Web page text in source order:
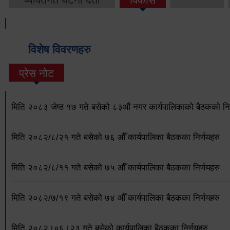
विशेष विवरणहरु
प्रेस नोट
मिति २०८३ जेष्ठ १७ गते बसेको ८३औं नगर कार्यपालिकाको बैठकको
मिति २०८२/८/२१ गते बसेको ७६ औँ कार्यपालिका बैठकका निर्णयहरु
मिति २०८२/८/११ गते बसेको ७५ औँ कार्यपालिका बैठकका निर्णयहरु
मिति २०८२/७/१९ गते बसेको ७४ औँ कार्यपालिका बैठकका निर्णयहरु